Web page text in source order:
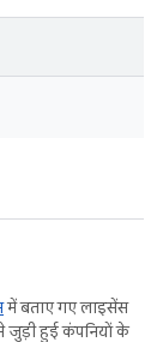
में बताए गए लाइसेंस
जुड़ी हुई कंपनियों के